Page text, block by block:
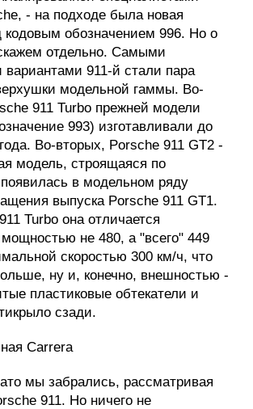
- на подходе была новая
обозначением 996. Но о
отдельно. Самыми
вариантами 911-й стали пара
модельной гаммы. Во-
911 Turbo прежней модели
993) изготавливали до
Во-вторых, Porsche 911 GT2 -
модель, строящаяся по
появилась в модельном ряду
выпуска Porsche 911 GT1.
Turbo она отличается
не 480, а "всего" 449
скоростью 300 км/ч, что
ну и, конечно, внешностью -
пластиковые обтекатели и
сзади.
Carrera
мы забрались, рассматривая
911. Но ничего не